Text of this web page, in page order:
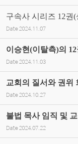
구속사 시리즈 12권(
Date 2024.11.07
이승현(이탈측)의
Date 2024.11.03
교회의 질서와 권위
Date 2024.10.27
불법 목사 임직 및
Date 2024.07.22